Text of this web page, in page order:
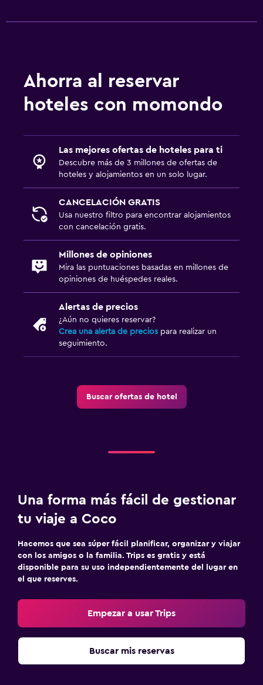
Ahorra al reservar
hoteles con momondo
Las mejores ofertas de hoteles para ti
Descubre más de 3 millones de ofertas de
hoteles y alojamientos en un solo lugar.
CANCELACIÓN GRATIS
Usa nuestro filtro para encontrar alojamientos
con cancelación gratis.
Millones de opiniones
Mira las puntuaciones basadas en millones de
opiniones de huéspedes reales.
Alertas de precios
¿Aún no quieres reservar?
Crea una alerta de precios para realizar un
seguimiento.
Buscar ofertas de hotel
Una forma más fácil de gestionar
tu viaje a Coco
Hacemos que sea súper fácil planificar, organizar y viajar
con los amigos o la familia. Trips es gratis y está
disponible para su uso independientemente del lugar en
el que reserves.
Empezar a usar Trips
Buscar mis reservas